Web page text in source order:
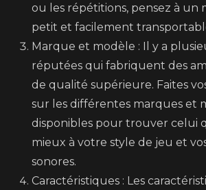
ou les répétitions, pensez à un
petit et facilement
Marque et modèle : Il y a
réputées qui fabriquent des
de qualité supérieure. Faites
sur les différentes marques et
disponibles pour trouver celui
mieux à votre style de jeu et
sonores.
Caractéristiques : Les